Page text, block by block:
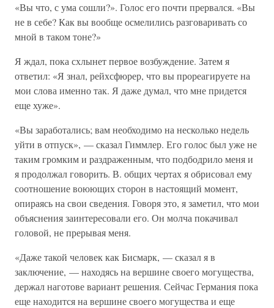
«Вы что, с ума сошли?». Голос его почти прервался. «Вы
не в себе? Как вы вообще осмелились разговаривать со
мной в таком тоне?»
Я ждал, пока схлынет первое возбуждение. Затем я
ответил: «Я знал, рейхсфюрер, что вы прореагируете на
мои слова именно так. Я даже думал, что мне придется
еще хуже».
«Вы заработались; вам необходимо на несколько недель
уйти в отпуск», — сказал Гиммлер. Его голос был уже не
таким громким и раздраженным, что подбодрило меня и
я продолжал говорить. В. общих чертах я обрисовал ему
соотношение воюющих сторон в настоящий момент,
опираясь на свои сведения. Говоря это, я заметил, что мои
объяснения заинтересовали его. Он молча покачивал
головой, не прерывая меня.
«Даже такой человек как Бисмарк, — сказал я в
заключение, — находясь на вершине своего могущества,
держал наготове вариант решения. Сейчас Германия пока
еще находится на вершине своего могущества и еще